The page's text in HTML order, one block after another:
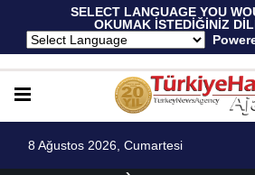
SELECT LANGUAGE YOU
OKUMAK İSTEDİĞİNİZ
8 Ağustos 2026, Cumartesi